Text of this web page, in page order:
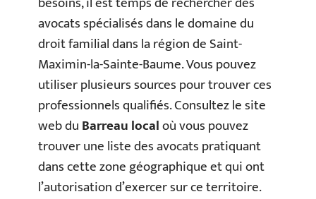
avocats spécialisés dans le domaine du
droit familial dans la région de Saint-
Maximin-la-Sainte-Baume. Vous pouvez
utiliser plusieurs sources pour trouver ces
professionnels qualifiés. Consultez le site
web duBarreau localoù vous pouvez
trouver une liste des avocats pratiquant
dans cette zone géographique et qui ont
l’autorisation d’exercer sur ce territoire.